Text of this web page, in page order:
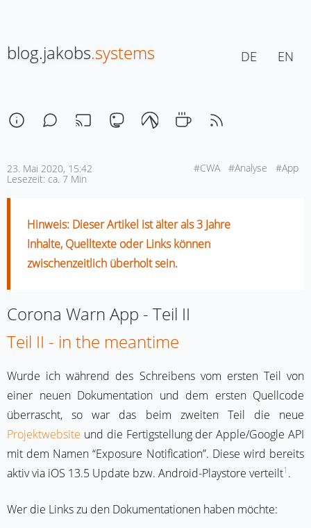
blog.jakobs.systems DE EN
#CWA #Analyse #App
23. Mai 2020, 15:42
Lesezeit: ca. 7 Min
Hinweis: Dieser Artikel ist älter als 3 Jahre
Inhalte, Quelltexte oder Links können
zwischenzeitlich überholt sein.
Corona Warn App - Teil II
Teil II - in the meantime
Wurde ich während des Schreibens vom ersten Teil von
einer neuen Dokumentation und dem ersten Quellcode
überrascht, so war das beim zweiten Teil die neue
Projektwebsite und die Fertigstellung der Apple/Google API
mit dem Namen “Exposure Notification”. Diese wird bereits
aktiv via iOS 13.5 Update bzw. Android-Playstore verteilt1 .
Wer die Links zu den Dokumentationen haben möchte: